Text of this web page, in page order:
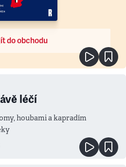
do obchodu
léčí
houbami a kapradím